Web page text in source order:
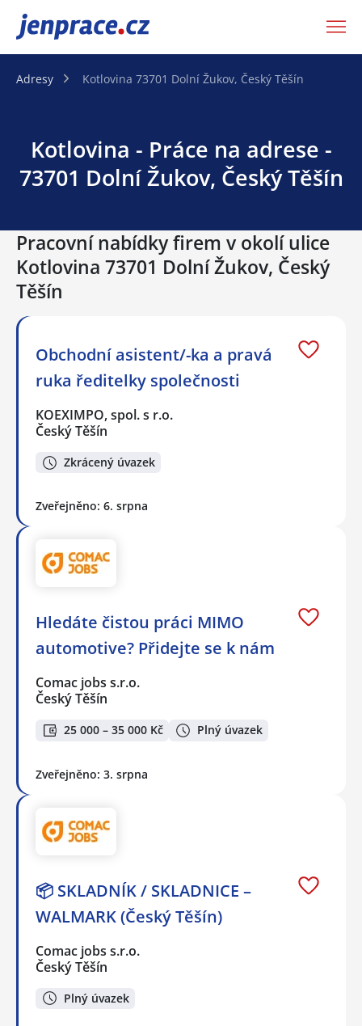
JenPráce.cz
Adresy Kotlovina 73701 Dolní Žukov, Český Těšín
Kotlovina - Práce na adrese -
73701 Dolní Žukov, Český Těšín
Pracovní nabídky firem v okolí ulice
Kotlovina 73701 Dolní Žukov, Český
Těšín
Obchodní asistent/-ka a pravá
ruka ředitelky společnosti
KOEXIMPO, spol. s r.o.
Český Těšín
Zkrácený úvazek
Zveřejněno: 6. srpna
Hledáte čistou práci MIMO
automotive? Přidejte se k nám
Comac jobs s.r.o.
Český Těšín
25 000 – 35 000 Kč Plný úvazek
Zveřejněno: 3. srpna
📦 SKLADNÍK / SKLADNICE –
WALMARK (Český Těšín)
Comac jobs s.r.o.
Český Těšín
Plný úvazek